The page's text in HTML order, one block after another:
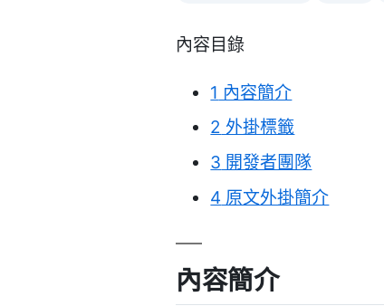
內容目錄
1 內容簡介
2 外掛標籤
3 開發者團隊
4 原文外掛簡介
內容簡介